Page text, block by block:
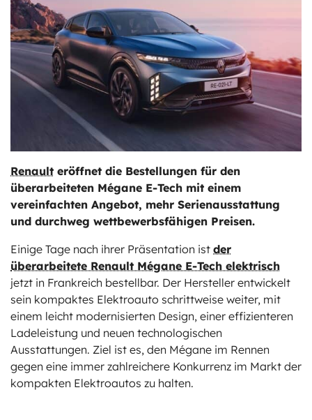
Renault eröffnet die Bestellungen für den
überarbeiteten Mégane E-Tech mit einem
vereinfachten Angebot, mehr Serienausstattung
und durchweg wettbewerbsfähigen Preisen.
Einige Tage nach ihrer Präsentation ist der
überarbeitete Renault Mégane E-Tech elektrisch
jetzt in Frankreich bestellbar. Der Hersteller entwickelt
sein kompaktes Elektroauto schrittweise weiter, mit
einem leicht modernisierten Design, einer effizienteren
Ladeleistung und neuen technologischen
Ausstattungen. Ziel ist es, den Mégane im Rennen
gegen eine immer zahlreichere Konkurrenz im Markt der
kompakten Elektroautos zu halten.